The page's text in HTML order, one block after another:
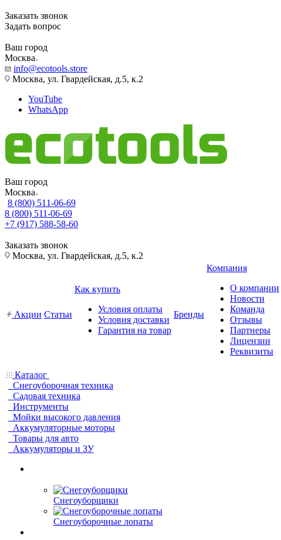
Заказать звонок
Задать вопрос
Ваш город
Москва
info@ecotools.store
Москва, ул. Гвардейская, д.5, к.2
YouTube
WhatsApp
Ваш город
Москва
8 (800) 511-06-69
8 (800) 511-06-69
+7 (917) 588-58-60
Заказать звонок
Москва, ул. Гвардейская, д.5, к.2
Акции Статьи
Как купить
Условия оплаты
Условия доставки
Гарантия на товар
Бренды
Компания
О компании
Новости
Команда
Отзывы
Партнеры
Лицензии
Реквизиты
Каталог
Снегоуборочная техника
Садовая техника
Инструменты
Мойки высокого давления
Аккумуляторные моторы
Товары для авто
Аккумуляторы и ЗУ
Снегоуборщики
Снегоуборочные лопаты